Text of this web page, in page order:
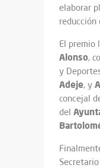
elaborar
reducción
El premio
Alonso,
y
Adeje, y
concejal
del